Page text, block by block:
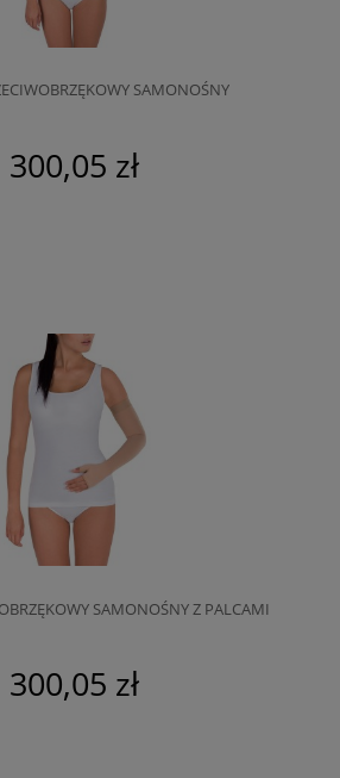
SAMONOŚNY
300,05 zł
SAMONOŚNY Z PALCAMI
300,05 zł